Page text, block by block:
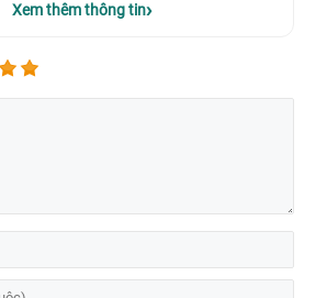
Xem thêm thông tin